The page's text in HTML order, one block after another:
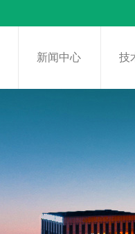
新闻中心 技